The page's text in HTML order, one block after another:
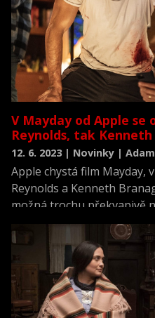
V Mayday od Apple se
Reynolds, tak
12. 6. 2023 | Novinky |
Apple chystá film Mayday,
Reynolds a Kenneth
možná trochu překvapivě